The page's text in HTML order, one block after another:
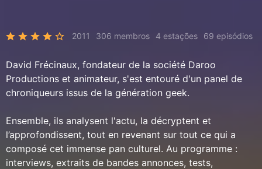
2011 306 membros 4 estações 69 episódios
David Frécinaux, fondateur de la société Daroo
Productions et animateur, s'est entouré d'un panel de
chroniqueurs issus de la génération geek.
Ensemble, ils analysent l'actu, la décryptent et
l’approfondissent, tout en revenant sur tout ce qui a
composé cet immense pan culturel. Au programme :
interviews, extraits de bandes annonces, tests,